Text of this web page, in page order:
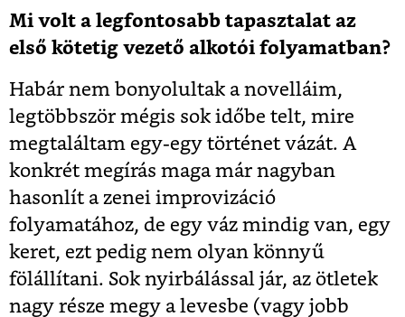
Mi volt a legfontosabb tapasztalat az
első kötetig vezető alkotói folyamatban?
Habár nem bonyolultak a novelláim,
legtöbbször mégis sok időbe telt, mire
megtaláltam egy-egy történet vázát. A
konkrét megírás maga már nagyban
hasonlít a zenei improvizáció
folyamatához, de egy váz mindig van, egy
keret, ezt pedig nem olyan könnyű
fölállítani. Sok nyirbálással jár, az ötletek
nagy része megy a levesbe (vagy jobb